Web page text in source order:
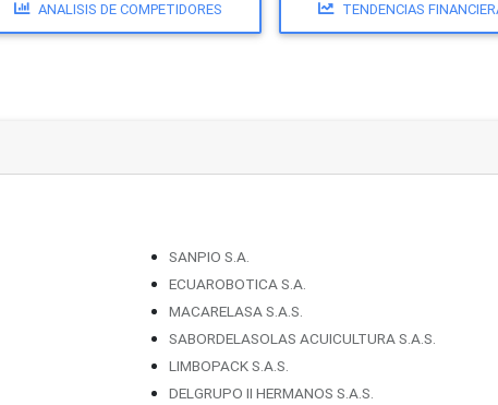
ANALISIS DE COMPETIDORES TENDENCIAS
SANPIO S.A.
ECUAROBOTICA S.A.
MACARELASA S.A.S.
SABORDELASOLAS ACUICULTURA S.A.S.
LIMBOPACK S.A.S.
DELGRUPO II HERMANOS S.A.S.